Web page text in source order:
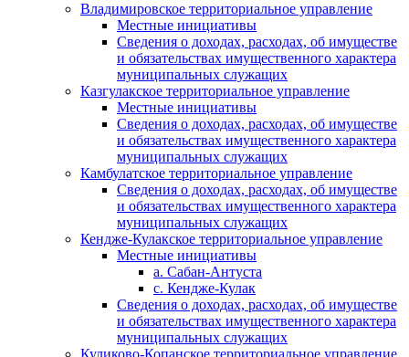
Владимировское территориальное управление
Местные инициативы
Сведения о доходах, расходах, об имуществе
и обязательствах имущественного характера
муниципальных служащих
Казгулакское территориальное управление
Местные инициативы
Сведения о доходах, расходах, об имуществе
и обязательствах имущественного характера
муниципальных служащих
Камбулатское территориальное управление
Сведения о доходах, расходах, об имуществе
и обязательствах имущественного характера
муниципальных служащих
Кендже-Кулакское территориальное управление
Местные инициативы
а. Сабан-Антуста
с. Кендже-Кулак
Сведения о доходах, расходах, об имуществе
и обязательствах имущественного характера
муниципальных служащих
Куликово-Копанское территориальное управление